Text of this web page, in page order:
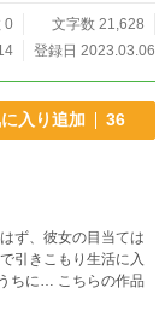
0
文字数 21,628
登録日 2023.03.06
入り追加 36
ず、彼女の目当ては
引きこもり生活に入
らの作品